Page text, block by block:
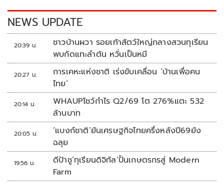
k k
NEWS UPDATE
20:39 น.
ชาวบ้านผวา รอยเท้าสัตว์ใหญ่กลางสวนทุเรียน
พบกัดแทะลำต้น หวั่นเป็นหมี
20:27 น.
การเคหะแห่งชาติ เร่งขับเคลื่อน ‘บ้านเพื่อคน
ไทย’
20:14 น.
WHAUPโชว์กำไร Q2/69 โต 276%แตะ 532
ล้านบาท
20:05 น.
‘แบงก์ชาติ’ยันเศรษฐกิจไทยครึ่งหลังปี69ยัง
ฉลุย
19:56 น.
ดีป้าชู‘ทุเรียนดิจิทัล’ปั้นเกษตรกรสู่ Modern
Farm